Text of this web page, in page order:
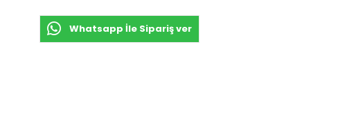
Whatsapp İle Sipariş ver